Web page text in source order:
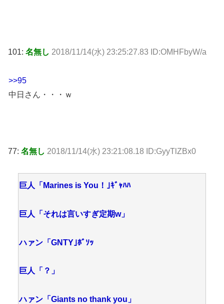
101: 名無し 2018/11/14(水) 23:25:27.83 ID:OMHFbyW/a
>>95
中日さん・・・ｗ
77: 名無し 2018/11/14(水) 23:21:08.18 ID:GyyTlZBx0
巨人「Marines is You！｣ｷﾞｬﾊﾊ
巨人「それは言いすぎ定期w」
ハァン「GNTY｣ﾎﾞｿｯ
巨人「？」
ハァン「Giants no thank you」